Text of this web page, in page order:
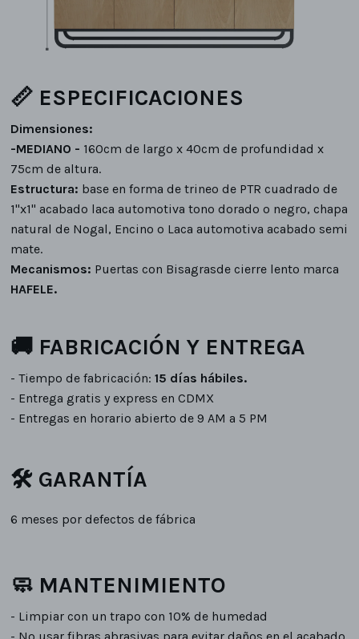
📏 ESPECIFICACIONES
Dimensiones:
-MEDIANO - 160cm de largo x 40cm de profundidad x
75cm de altura.
Estructura: base en forma de trineo de PTR cuadrado de
1"x1" acabado laca automotiva tono dorado o negro, chapa
natural de Nogal, Encino o Laca automotiva acabado semi
mate.
Mecanismos: Puertas con Bisagrasde cierre lento marca
HAFELE.
🚚 FABRICACIÓN Y ENTREGA
- Tiempo de fabricación:15 días hábiles.
- Entrega gratis y express en CDMX
- Entregas en horario abierto de 9 AM a 5 PM
🛠 GARANTÍA
6 meses por defectos de fábrica
🧼 MANTENIMIENTO
- Limpiar con un trapo con 10% de humedad